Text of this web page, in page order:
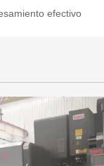
efectivo